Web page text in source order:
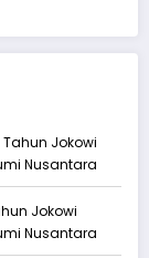
Tahun Jokowi
Nusantara
Jokowi
Nusantara